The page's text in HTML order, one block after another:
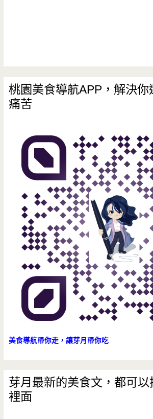
桃園美食導航APP，解決你
痛苦
美食導航帶你走，讓芽月帶你吃
芽月最新的美食文，都可
裡面